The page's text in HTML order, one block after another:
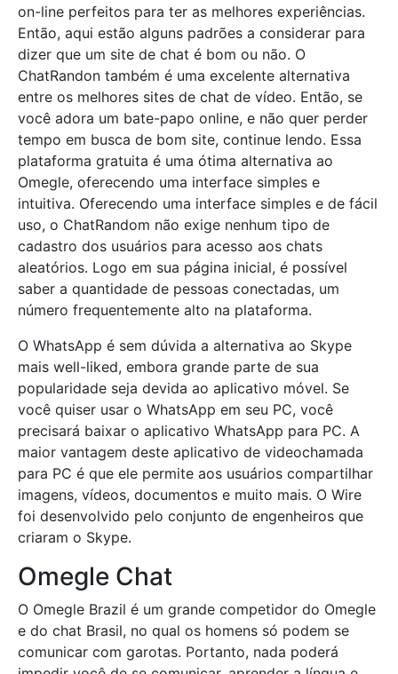
on-line perfeitos para ter as melhores experiências.
Então, aqui estão alguns padrões a considerar para
dizer que um site de chat é bom ou não. O
ChatRandon também é uma excelente alternativa
entre os melhores sites de chat de vídeo. Então, se
você adora um bate-papo online, e não quer perder
tempo em busca de bom site, continue lendo. Essa
plataforma gratuita é uma ótima alternativa ao
Omegle, oferecendo uma interface simples e
intuitiva. Oferecendo uma interface simples e de fácil
uso, o ChatRandom não exige nenhum tipo de
cadastro dos usuários para acesso aos chats
aleatórios. Logo em sua página inicial, é possível
saber a quantidade de pessoas conectadas, um
número frequentemente alto na plataforma.
O WhatsApp é sem dúvida a alternativa ao Skype
mais well-liked, embora grande parte de sua
popularidade seja devida ao aplicativo móvel. Se
você quiser usar o WhatsApp em seu PC, você
precisará baixar o aplicativo WhatsApp para PC. A
maior vantagem deste aplicativo de videochamada
para PC é que ele permite aos usuários compartilhar
imagens, vídeos, documentos e muito mais. O Wire
foi desenvolvido pelo conjunto de engenheiros que
criaram o Skype.
Omegle Chat
O Omegle Brazil é um grande competidor do Omegle
e do chat Brasil, no qual os homens só podem se
comunicar com garotas. Portanto, nada poderá